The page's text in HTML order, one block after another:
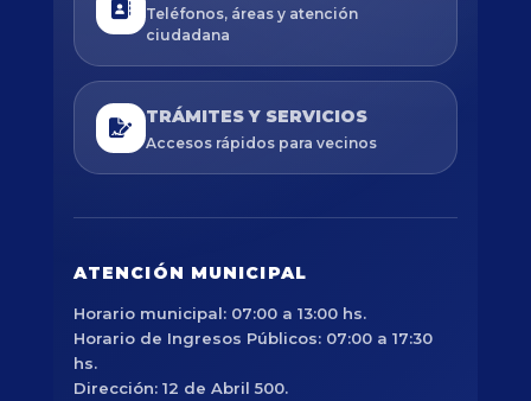
Teléfonos, áreas y atención
ciudadana
TRÁMITES Y SERVICIOS
Accesos rápidos para vecinos
ATENCIÓN MUNICIPAL
Horario municipal: 07:00 a 13:00 hs.
Horario de Ingresos Públicos: 07:00 a 17:30
hs.
Dirección: 12 de Abril 500.